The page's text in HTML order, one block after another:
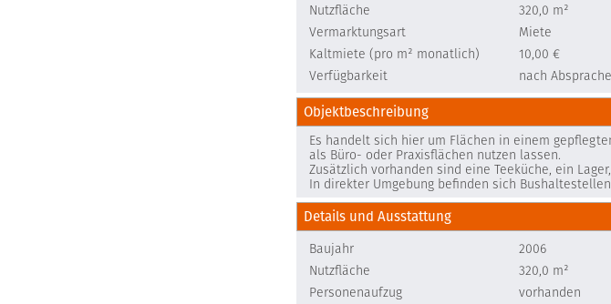
Nutzfläche
320,0 m²
Vermarktungsart
Miete
Kaltmiete (pro m² monatlich)
10,00 €
Verfügbarkeit
nach Absprache
Objektbeschreibung
Es handelt sich hier um Flächen in einem
als Büro- oder Praxisflächen nutzen lassen.
Zusätzlich vorhanden sind eine Teeküche, ein
In direkter Umgebung befinden sich
Details und Ausstattung
Baujahr
2006
Nutzfläche
320,0 m²
Personenaufzug
vorhanden